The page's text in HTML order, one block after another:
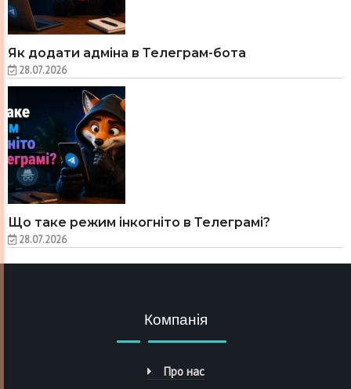
Як додати адміна в Телеграм-бота
28.07.2026
Що таке режим інкогніто в Телеграмі?
28.07.2026
Компанія
Про нас